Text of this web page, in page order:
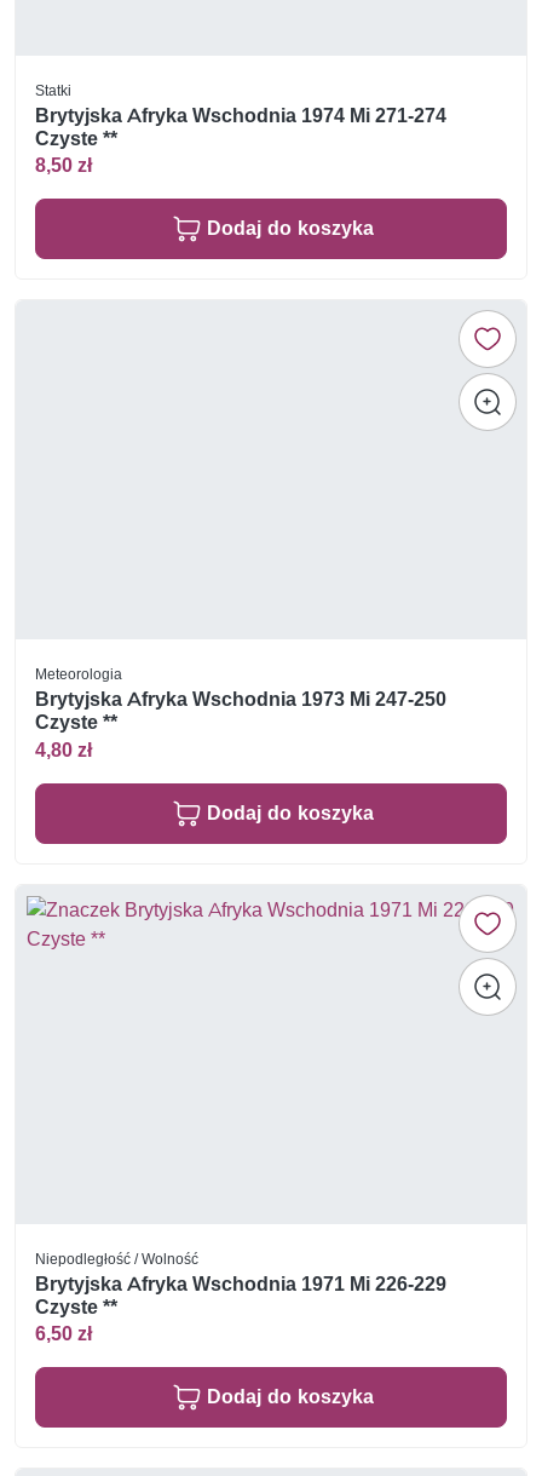
Statki
Brytyjska Afryka Wschodnia 1974 Mi 271-274
Czyste **
8,50 zł
Dodaj do koszyka
Meteorologia
Brytyjska Afryka Wschodnia 1973 Mi 247-250
Czyste **
4,80 zł
Dodaj do koszyka
Niepodległość / Wolność
Brytyjska Afryka Wschodnia 1971 Mi 226-229
Czyste **
6,50 zł
Dodaj do koszyka